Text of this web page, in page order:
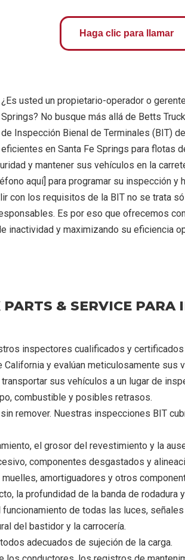
Haga clic para llamar
¿Es usted un propietario-operador o
Springs? No busque más allá de Betts
de Inspección Bienal de Terminales (BIT)
eficientes en Santa Fe Springs para flotas
y mantener sus vehículos en la
aquí] para programar su inspección
con los requisitos de la BIT no se trata
Es por eso que ofrecemos
inactividad y maximizando su eficiencia
& SERVICE
inspectores cualificados y
y evalúan meticulosamente sus
sus vehículos a un lugar de
combustible y posibles retrasos.
remover. Nuestras inspecciones BIT
el grosor del revestimiento y la
componentes desgastados y
amortiguadores y otros
la profundidad de la banda de rodadura
de todas las luces,
del bastidor y la carrocería.
adecuados de sujeción de la carga.